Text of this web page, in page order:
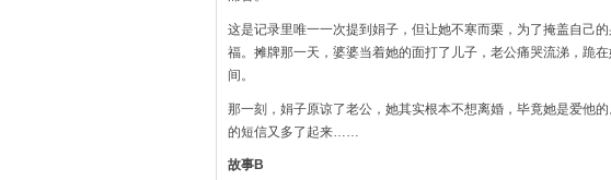
这是记录里唯一一次提到娟子，但让她不寒而栗，为了掩盖自己
福。摊牌那一天，婆婆当着她的面打了儿子，老公痛哭流涕，跪
间。
那一刻，娟子原谅了老公，她其实根本不想离婚，毕竟她是爱他
的短信又多了起来……
故事B